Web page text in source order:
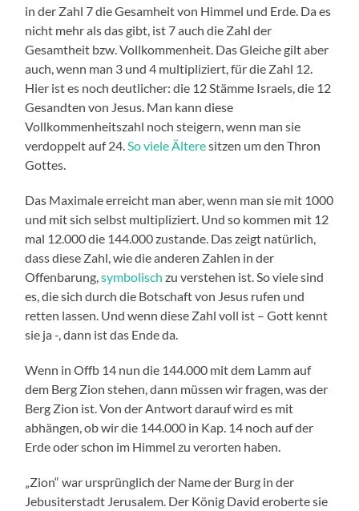
in der Zahl 7 die Gesamheit von Himmel und Erde. Da es
nicht mehr als das gibt, ist 7 auch die Zahl der
Gesamtheit bzw. Vollkommenheit. Das Gleiche gilt aber
auch, wenn man 3 und 4 multipliziert, für die Zahl 12.
Hier ist es noch deutlicher: die 12 Stämme Israels, die 12
Gesandten von Jesus. Man kann diese
Vollkommenheitszahl noch steigern, wenn man sie
verdoppelt auf 24. So viele Älteresitzen um den Thron
Gottes.
Das Maximale erreicht man aber, wenn man sie mit 1000
und mit sich selbst multipliziert. Und so kommen mit 12
mal 12.000 die 144.000 zustande. Das zeigt natürlich,
dass diese Zahl, wie die anderen Zahlen in der
Offenbarung,symbolischzu verstehen ist. So viele sind
es, die sich durch die Botschaft von Jesus rufen und
retten lassen. Und wenn diese Zahl voll ist – Gott kennt
sie ja -, dann ist das Ende da.
Wenn in Offb 14 nun die 144.000 mit dem Lamm auf
dem Berg Zion stehen, dann müssen wir fragen, was der
Berg Zion ist. Von der Antwort darauf wird es mit
abhängen, ob wir die 144.000 in Kap. 14 noch auf der
Erde oder schon im Himmel zu verorten haben.
„Zion“ war ursprünglich der Name der Burg in der
Jebusiterstadt Jerusalem. Der König David eroberte sie